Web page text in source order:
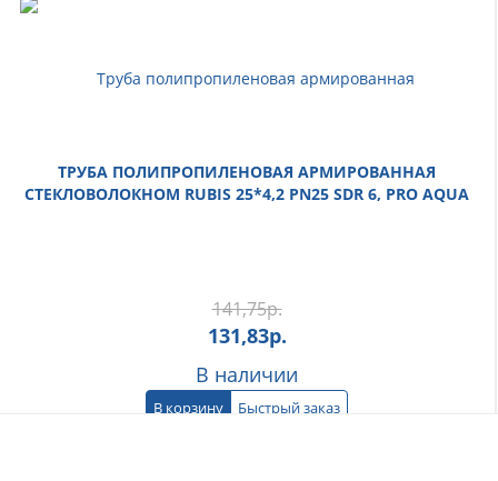
ТРУБА ПОЛИПРОПИЛЕНОВАЯ АРМИРОВАННАЯ
СТЕКЛОВОЛОКНОМ RUBIS 25*4,2 PN25 SDR 6, PRO AQUA
141,75р.
131,83р.
В наличии
В корзину Быстрый заказ